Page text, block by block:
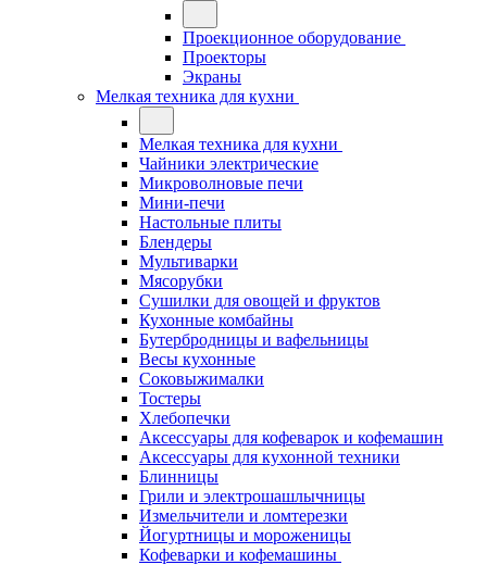
Проекционное оборудование
Проекторы
Экраны
Мелкая техника для кухни
Мелкая техника для кухни
Чайники электрические
Микроволновые печи
Мини-печи
Настольные плиты
Блендеры
Мультиварки
Мясорубки
Сушилки для овощей и фруктов
Кухонные комбайны
Бутербродницы и вафельницы
Весы кухонные
Соковыжималки
Тостеры
Хлебопечки
Аксессуары для кофеварок и кофемашин
Аксессуары для кухонной техники
Блинницы
Грили и электрошашлычницы
Измельчители и ломтерезки
Йогуртницы и мороженицы
Кофеварки и кофемашины